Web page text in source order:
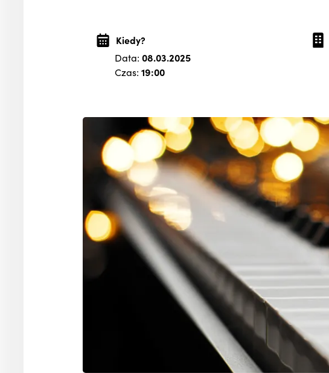
Kiedy?
Data: 08.03.2025
Czas: 19:00